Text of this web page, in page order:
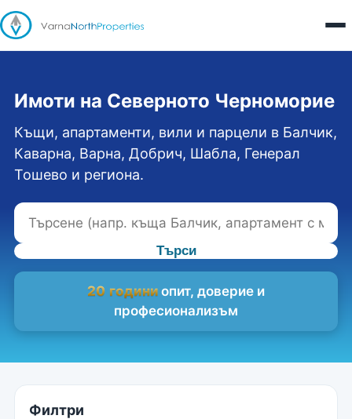
Имоти на Северното Черноморие
Къщи, апартаменти, вили и парцели в Балчик,
Каварна, Варна, Добрич, Шабла, Генерал
Тошево и региона.
Търси
20 години опит, доверие и
професионализъм
Филтри